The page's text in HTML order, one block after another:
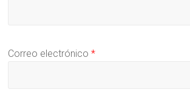
Correo electrónico*